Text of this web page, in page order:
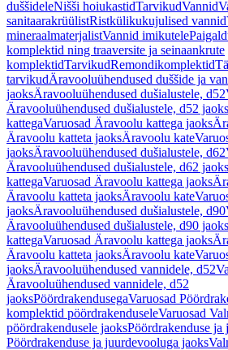
duššideleNišši hoiukastidTarvikudVannid
sanitaarakrüülistRistkülikukujulised vannid
mineraalmaterjalistVannid imikutele
komplektid ning traaversite ja seinaankrute
komplektidTarvikudRemondikomplektid
tarvikudÄravooluühendused duššide ja
jaoksÄravooluühendused dušialustele, d52
Äravooluühendused dušialustele, d52 jaoks
kattegaVaruosad Äravoolu kattega jaoks
Äravoolu katteta jaoksÄravoolu kate
jaoksÄravooluühendused dušialustele, d62
Äravooluühendused dušialustele, d62 jaoks
kattegaVaruosad Äravoolu kattega jaoks
Äravoolu katteta jaoksÄravoolu kate
jaoksÄravooluühendused dušialustele, d90
Äravooluühendused dušialustele, d90 jaoks
kattegaVaruosad Äravoolu kattega jaoks
Äravoolu katteta jaoksÄravoolu kate
jaoksÄravooluühendused vannidele, d52
Äravooluühendused vannidele, d52
jaoksPöördrakendusegaVaruosad
komplektid pöördrakenduseleVaruosad
pöördrakendusele jaoksPöördrakenduse ja
Pöördrakenduse ja juurdevooluga jaoks